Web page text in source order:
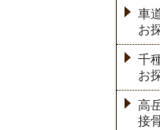
車
お
千
お
高
接